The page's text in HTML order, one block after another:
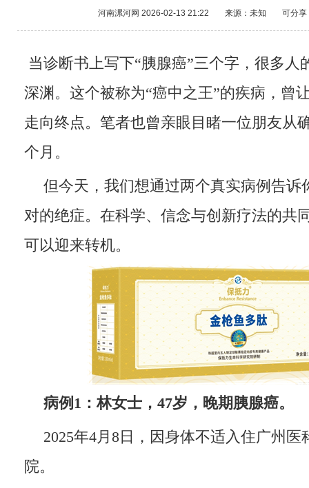
河南漯河网 2026-02-13 21:22 来源：未知 可分享
当诊断书上写下“胰腺癌”三个字，很多人
深渊。这个被称为“癌中之王”的疾病，曾
走向终点。笔者也曾亲眼目睹一位朋友从
个月。
但今天，我们想通过两个真实病例告诉
对的绝症。在科学、信念与创新疗法的共
可以迎来转机。
病例1：林女士，47岁，晚期胰腺癌。
2025年4月8日，因身体不适入住广州医
院。